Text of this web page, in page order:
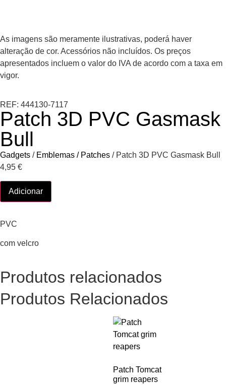
As imagens são meramente ilustrativas, poderá haver
alteração de cor. Acessórios não incluídos. Os preços
apresentados incluem o valor do IVA de acordo com a taxa em
vigor.
REF: 444130-7117
Patch 3D PVC Gasmask
Bull
Gadgets / Emblemas / Patches / Patch 3D PVC Gasmask Bull
4,95 €
Adicionar
PVC
com velcro
Produtos relacionados
Produtos Relacionados
Patch Tomcat
grim reapers